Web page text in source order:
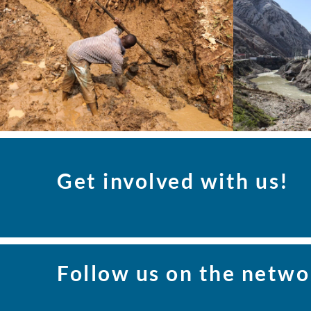
Get involved with us!
Follow us on the